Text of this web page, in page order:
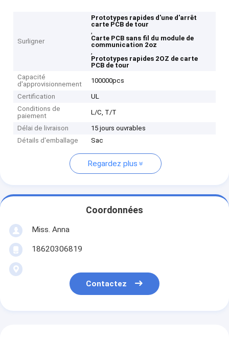
Surligner
Prototypes rapides d'une d'arrêt
carte PCB de tour
,
Carte PCB sans fil du module de
communication 2oz
,
Prototypes rapides 2OZ de carte
PCB de tour
Capacité
d'approvisionnement
100000pcs
Certification
UL
Conditions de
paiement
L/C, T/T
Délai de livraison
15 jours ouvrables
Détails d'emballage
Sac
Regardez plus
Coordonnées
Miss. Anna
18620306819
Contactez